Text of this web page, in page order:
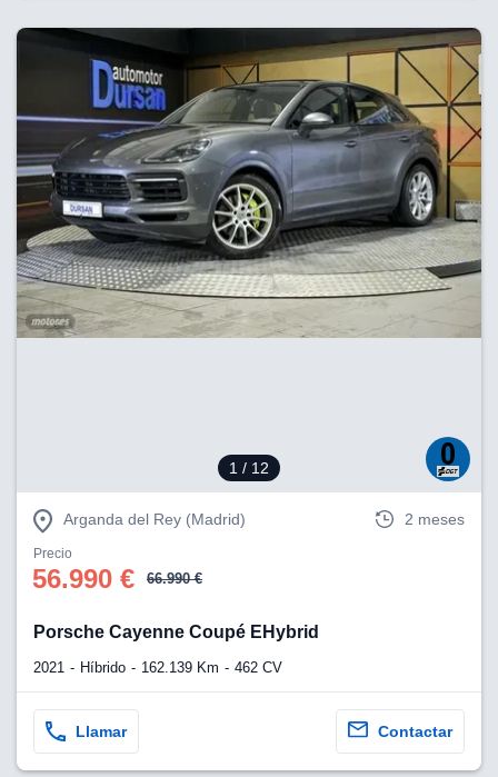
1 / 12
Arganda del Rey (Madrid) 2 meses
Precio
56.990 € 66.990 €
Porsche Cayenne Coupé EHybrid
2021 Híbrido 162.139 Km 462 CV
Llamar Contactar